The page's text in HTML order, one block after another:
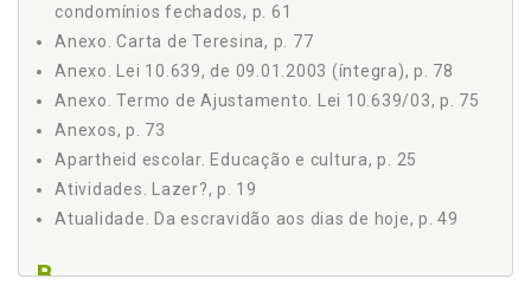
condomínios fechados, p. 61
Anexo. Carta de Teresina, p. 77
Anexo. Lei 10.639, de 09.01.2003 (íntegra), p. 78
Anexo. Termo de Ajustamento. Lei 10.639/03, p. 75
Anexos, p. 73
Apartheid escolar. Educação e cultura, p. 25
Atividades. Lazer?, p. 19
Atualidade. Da escravidão aos dias de hoje, p. 49
B